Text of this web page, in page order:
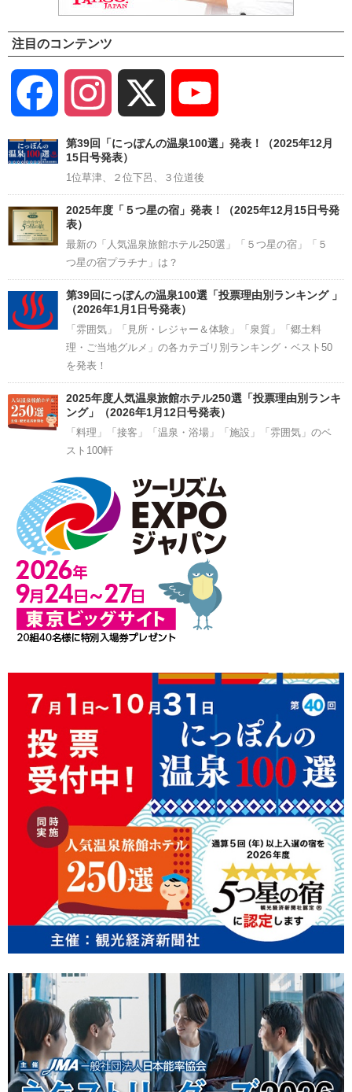
注目のコンテンツ
Facebook Instagram
Channel
第39回「にっぽんの温泉100選」発表！（2025年12月
15日号発表）
1位草津、２位下呂、３位道後
2025年度「５つ星の宿」発表！（2025年12月15日号発
表）
最新の「人気温泉旅館ホテル250選」「５つ星の宿」「５
つ星の宿プラチナ」は？
第39回にっぽんの温泉100選「投票理由別ランキング 」
（2026年1月1日号発表）
「雰囲気」「見所・レジャー＆体験」「泉質」「郷土料
理・ご当地グルメ」の各カテゴリ別ランキング・ベスト50
を発表！
2025年度人気温泉旅館ホテル250選「投票理由別ランキ
ング」（2026年1月12日号発表）
「料理」「接客」「温泉・浴場」「施設」「雰囲気」のベ
スト100軒